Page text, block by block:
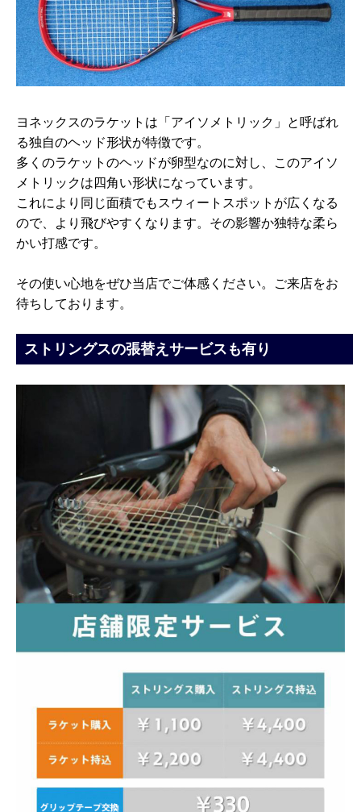
ヨネックスのラケットは「アイソメトリック」と呼ばれ
る独自のヘッド形状が特徴です。
多くのラケットのヘッドが卵型なのに対し、このアイソ
メトリックは四角い形状になっています。
これにより同じ面積でもスウィートスポットが広くなる
ので、より飛びやすくなります。その影響か独特な柔ら
かい打感です。
その使い心地をぜひ当店でご体感ください。ご来店をお
待ちしております。
ストリングスの張替えサービスも有り